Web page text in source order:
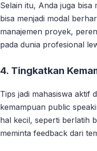
Selain itu, Anda juga
bisa menjadi modal
manajemen proyek,
pada dunia profesional
4. Tingkatkan
Tips jadi mahasiswa aktif
kemampuan public
hal kecil, seperti berlatih
meminta feedback dari